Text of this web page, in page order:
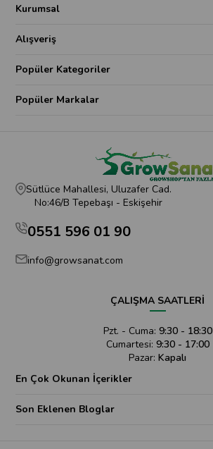
Kurumsal
Alışveriş
Popüler Kategoriler
Popüler Markalar
Sütlüce Mahallesi, Uluzafer Cad.
No:46/B Tepebaşı - Eskişehir
0551 596 01 90
info@growsanat.com
ÇALIŞMA SAATLERİ
Pzt. - Cuma: 9:30 - 18:30
Cumartesi: 9:30 - 17:00
Pazar: Kapalı
En Çok Okunan İçerikler
Son Eklenen Bloglar